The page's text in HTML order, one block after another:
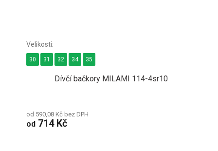
Dívčí bačkory MILAMI 114-4sr10
od 590,08 Kč bez DPH
od 714 Kč
30 31 32 34 35